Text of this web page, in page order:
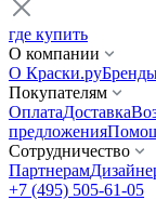
где купить
О компании
О Краски.ру
Покупателям
ОплатаДоставка
предложения
Сотрудничество
Партнерам
+7 (495) 505-61-05